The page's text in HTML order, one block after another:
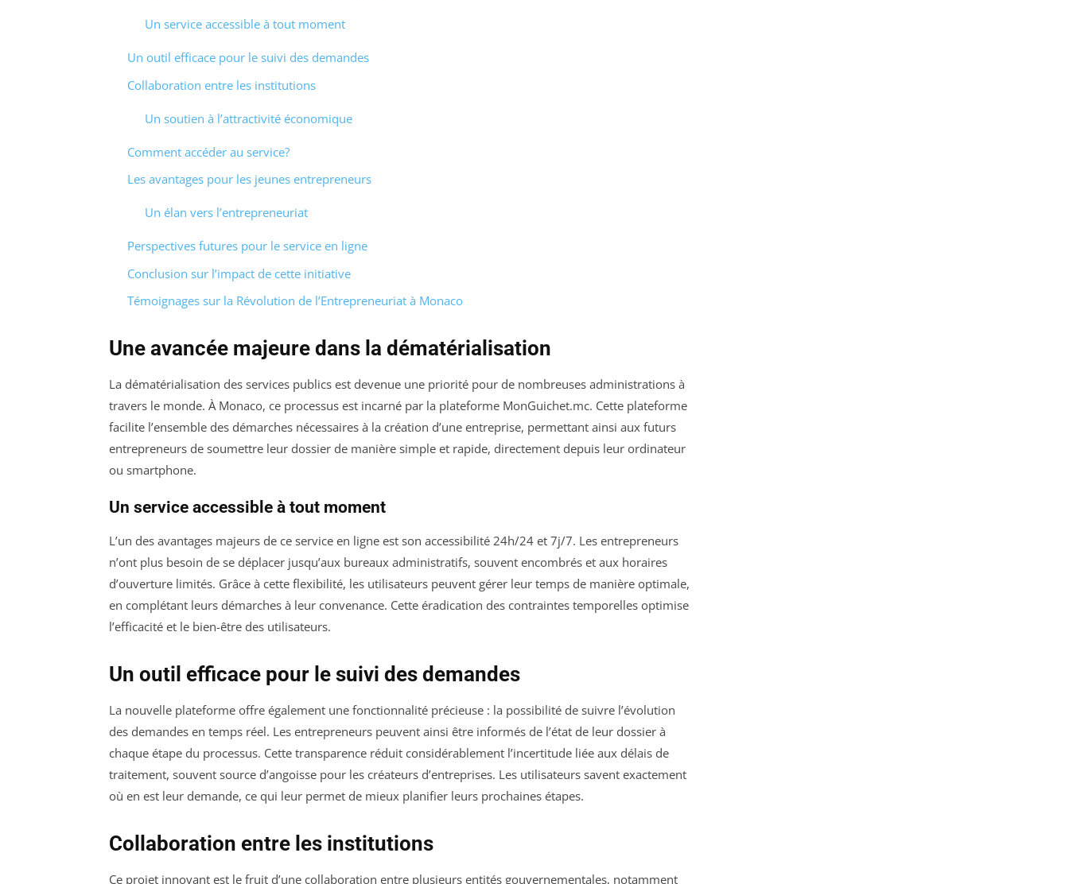
Un service accessible à tout moment
Un outil efficace pour le suivi des demandes
Collaboration entre les institutions
Un soutien à l’attractivité économique
Comment accéder au service?
Les avantages pour les jeunes entrepreneurs
Un élan vers l’entrepreneuriat
Perspectives futures pour le service en ligne
Conclusion sur l’impact de cette initiative
Témoignages sur la Révolution de l’Entrepreneuriat à Monaco
Une avancée majeure dans la dématérialisation
La dématérialisation des services publics est devenue une priorité pour de nombreuses administrations à
travers le monde. À Monaco, ce processus est incarné par la plateforme MonGuichet.mc. Cette plateforme
facilite l’ensemble des démarches nécessaires à la création d’une entreprise, permettant ainsi aux futurs
entrepreneurs de soumettre leur dossier de manière simple et rapide, directement depuis leur ordinateur
ou smartphone.
Un service accessible à tout moment
L’un des avantages majeurs de ce service en ligne est son accessibilité 24h/24 et 7j/7. Les entrepreneurs
n’ont plus besoin de se déplacer jusqu’aux bureaux administratifs, souvent encombrés et aux horaires
d’ouverture limités. Grâce à cette flexibilité, les utilisateurs peuvent gérer leur temps de manière optimale,
en complétant leurs démarches à leur convenance. Cette éradication des contraintes temporelles optimise
l’efficacité et le bien-être des utilisateurs.
Un outil efficace pour le suivi des demandes
La nouvelle plateforme offre également une fonctionnalité précieuse : la possibilité de suivre l’évolution
des demandes en temps réel. Les entrepreneurs peuvent ainsi être informés de l’état de leur dossier à
chaque étape du processus. Cette transparence réduit considérablement l’incertitude liée aux délais de
traitement, souvent source d’angoisse pour les créateurs d’entreprises. Les utilisateurs savent exactement
où en est leur demande, ce qui leur permet de mieux planifier leurs prochaines étapes.
Collaboration entre les institutions
Ce projet innovant est le fruit d’une collaboration entre plusieurs entités gouvernementales, notamment